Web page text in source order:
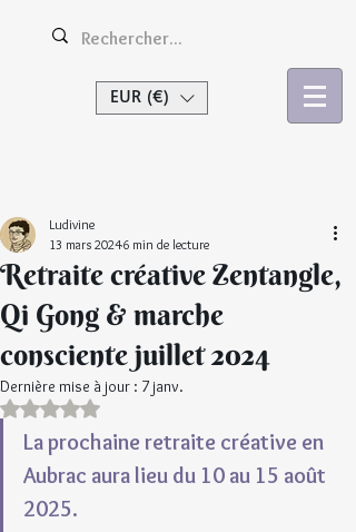
EUR (€)
Retraite créative Zentangle,
Qi Gong & marche
consciente juillet 2024
Ludivine
13 mars 20246 min de lecture
Dernière mise à jour : 7 janv.
Noté NaN étoiles sur 5.
La prochaine retraite créative en
Aubrac aura lieu du 10 au 15 août
2025.